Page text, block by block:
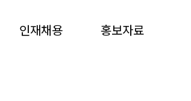
인재채용 홍보자료